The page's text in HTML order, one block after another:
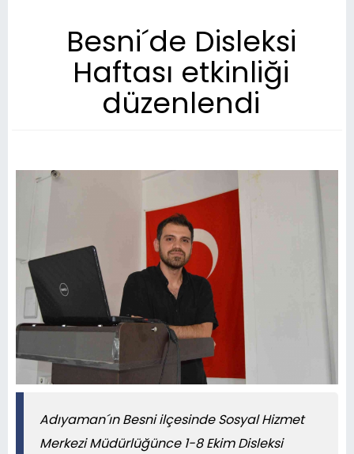
Besni´de Disleksi
Haftası etkinliği
düzenlendi
Adıyaman´ın Besni ilçesinde Sosyal Hizmet
Merkezi Müdürlüğünce 1-8 Ekim Disleksi